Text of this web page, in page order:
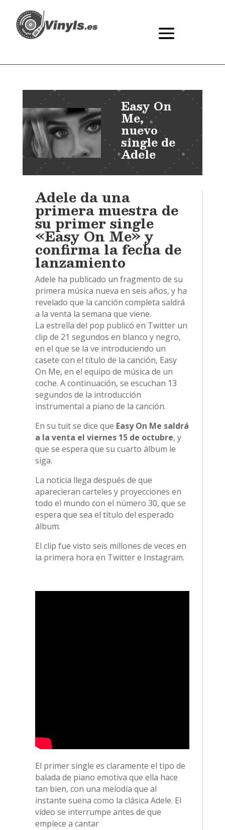
Easy On
Me,
nuevo
single de
Adele
Adele da una
primera muestra de
su primer single
«Easy On Me» y
confirma la fecha de
lanzamiento
Adele ha publicado un fragmento de su
primera música nueva en seis años, y ha
revelado que la canción completa saldrá
a la venta la semana que viene.
La estrella del pop publicó en Twitter un
clip de 21 segundos en blanco y negro,
en el que se la ve introduciendo un
casete con el título de la canción, Easy
On Me, en el equipo de música de un
coche. A continuación, se escuchan 13
segundos de la introducción
instrumental a piano de la canción.
En su tuit se dice que Easy On Me saldrá
a la venta el viernes 15 de octubre, y
que se espera que su cuarto álbum le
siga.
La noticia llega después de que
aparecieran carteles y proyecciones en
todo el mundo con el número 30, que se
espera que sea el título del esperado
álbum.
El clip fue visto seis millones de veces en
la primera hora en Twitter e Instagram.
El primer single es claramente el tipo de
balada de piano emotiva que ella hace
tan bien, con una melodía que al
instante suena como la clásica Adele. El
vídeo se interrumpe antes de que
empiece a cantar